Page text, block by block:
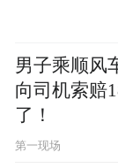
男子乘顺风
向司机索赔
了！
第一现场